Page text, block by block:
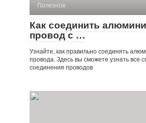
Полезное
Как соединить
провод с …
Узнайте, как правильно соединять
провода. Здесь вы сможете узнать все
соединения проводов